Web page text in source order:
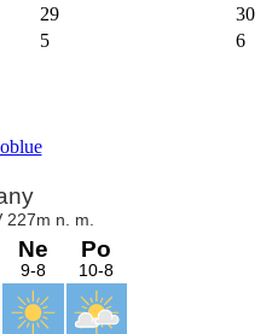
29
30
5 6